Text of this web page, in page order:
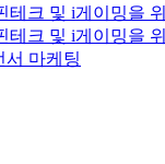
테크 및 i게이밍을
테크 및 i게이밍을
서 마케팅